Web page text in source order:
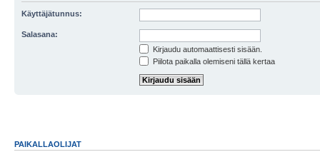
Käyttäjätunnus:
Salasana:
Kirjaudu automaattisesti sisään.
Piilota paikalla olemiseni tällä kertaa
PAIKALLAOLIJAT